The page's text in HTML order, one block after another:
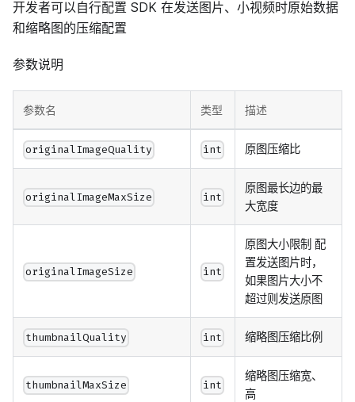
开发者可以自行配置 SDK 在发送图片、小视频时原始数据
和缩略图的压缩配置
参数说明
参数名 类型 描述
originalImageQuality int 原图压缩比
originalImageMaxSize int
原图最长边的最
大宽度
originalImageSize int
原图大小限制 配
置发送图片时，
如果图片大小不
超过则发送原图
thumbnailQuality int 缩略图压缩比例
thumbnailMaxSize int
缩略图压缩宽、
高